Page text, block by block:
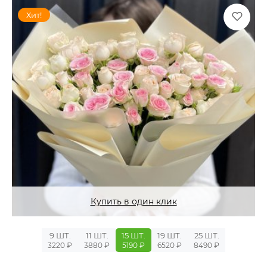
Хит!
Купить в один клик
9 ШТ.
3220 ₽
11 ШТ.
3880 ₽
15 ШТ.
5190 ₽
19 ШТ.
6520 ₽
25 ШТ.
8490 ₽